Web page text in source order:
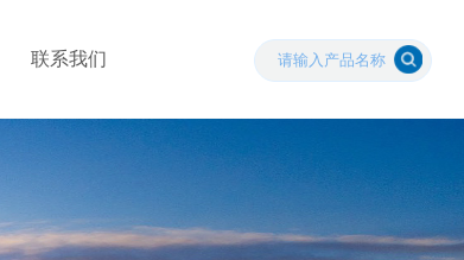
联系我们